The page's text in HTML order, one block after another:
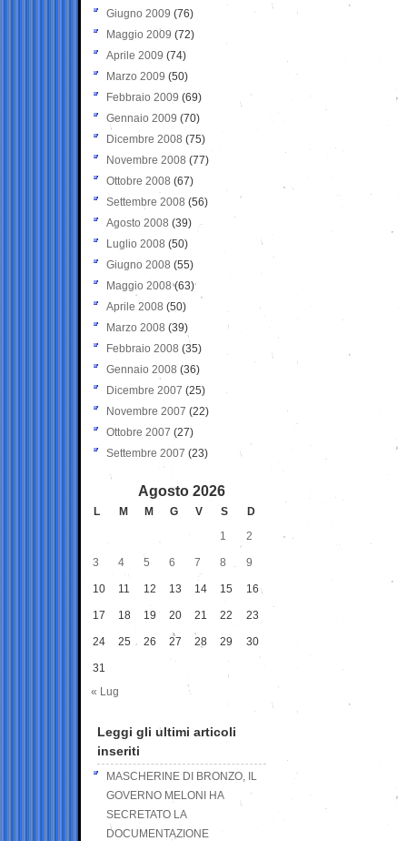
Giugno 2009 (76)
Maggio 2009 (72)
Aprile 2009 (74)
Marzo 2009 (50)
Febbraio 2009 (69)
Gennaio 2009 (70)
Dicembre 2008 (75)
Novembre 2008 (77)
Ottobre 2008 (67)
Settembre 2008 (56)
Agosto 2008 (39)
Luglio 2008 (50)
Giugno 2008 (55)
Maggio 2008(63)
Aprile 2008 (50)
Marzo 2008 (39)
Febbraio 2008 (35)
Gennaio 2008 (36)
Dicembre 2007 (25)
Novembre 2007 (22)
Ottobre 2007 (27)
Settembre 2007 (23)
Agosto 2026
L M M G V S
D
1
2
3 4 5 6 7 8 9
10 11 12 13 14 15 16
17 18 19 20 21 22 23
24 25 26 27 28 29 30
31
« Lug
Leggi gli ultimi articoli
inseriti
MASCHERINE DI BRONZO, IL
GOVERNO MELONI HA
SECRETATO LA
DOCUMENTAZIONE